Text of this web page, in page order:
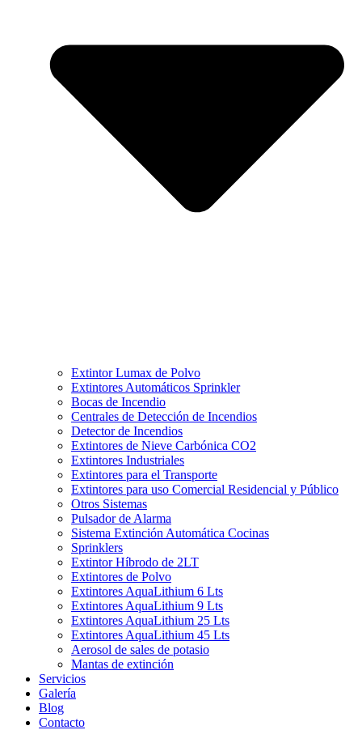
Extintor Lumax de Polvo
Extintores Automáticos Sprinkler
Bocas de Incendio
Centrales de Detección de Incendios
Detector de Incendios
Extintores de Nieve Carbónica CO2
Extintores Industriales
Extintores para el Transporte
Extintores para uso Comercial Residencial y Público
Otros Sistemas
Pulsador de Alarma
Sistema Extinción Automática Cocinas
Sprinklers
Extintor Híbrodo de 2LT
Extintores de Polvo
Extintores AquaLithium 6 Lts
Extintores AquaLithium 9 Lts
Extintores AquaLithium 25 Lts
Extintores AquaLithium 45 Lts
Aerosol de sales de potasio
Mantas de extinción
Servicios
Galería
Blog
Contacto